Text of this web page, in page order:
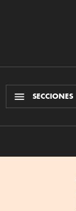
SECCIONES